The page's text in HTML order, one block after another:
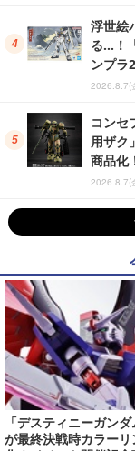
浮世絵
る…！
ンプラ
2026.8.7(
コンセ
用ザク
商品化
2026.8.7(
「デスティニーガンダ
が最終決戦時カラー